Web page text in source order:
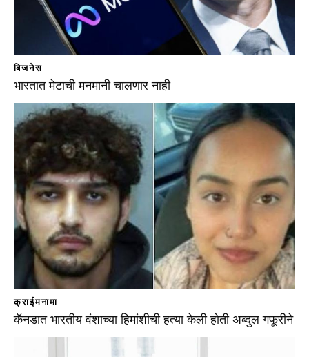
बिजनेस
भारतात मेटाची मनमानी चालणार नाही
क्राईमनामा
कॅनडात भारतीय वंशाच्या हिमांशीची हत्या केली होती अब्दुल गफूरीने